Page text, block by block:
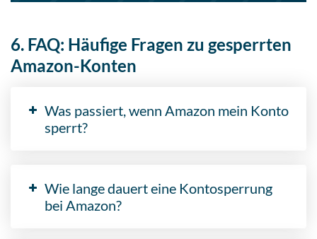
6. FAQ: Häufige Fragen zu gesperrten
Amazon-Konten
Was passiert, wenn Amazon mein Konto
sperrt?
Wie lange dauert eine Kontosperrung
bei Amazon?